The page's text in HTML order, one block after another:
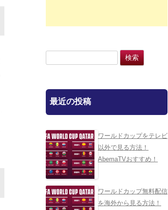
索:
最近の投稿
ワールドカップをテレビ
以外で見る方法！
AbemaTVおすすめ！
ワールドカップ無料配信
を海外から見る方法！